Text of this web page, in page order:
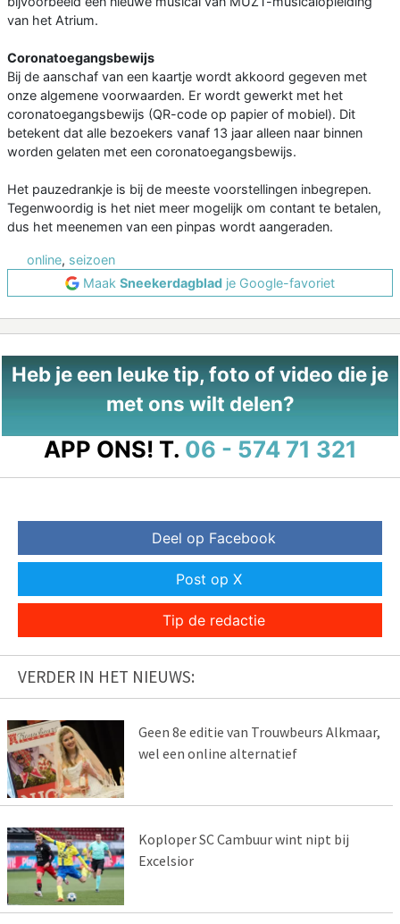
van het Atrium.
Coronatoegangsbewijs
Bij de aanschaf van een kaartje wordt akkoord gegeven met
onze algemene voorwaarden. Er wordt gewerkt met het
coronatoegangsbewijs (QR-code op papier of mobiel). Dit
betekent dat alle bezoekers vanaf 13 jaar alleen naar binnen
worden gelaten met een coronatoegangsbewijs.
Het pauzedrankje is bij de meeste voorstellingen inbegrepen.
Tegenwoordig is het niet meer mogelijk om contant te betalen,
dus het meenemen van een pinpas wordt aangeraden.
online, seizoen
Maak Sneekerdagblad je Google-favoriet
Heb je een leuke tip, foto of video die je
met ons wilt delen?
APP ONS! T. 06 - 574 71 321
Deel op Facebook
Post op X
Tip de redactie
VERDER IN HET NIEUWS:
Geen 8e editie van Trouwbeurs Alkmaar,
wel een online alternatief
Koploper SC Cambuur wint nipt bij
Excelsior